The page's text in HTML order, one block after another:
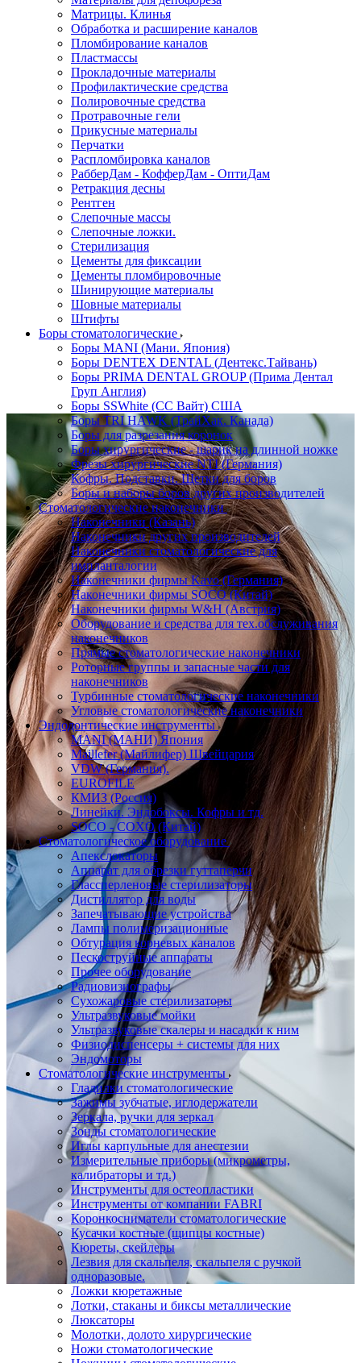
Матрицы. Клинья
Обработка и расширение каналов
Пломбирование каналов
Пластмассы
Прокладочные материалы
Профилактические средства
Полировочные средства
Протравочные гели
Прикусные материалы
Перчатки
Распломбировка каналов
РабберДам - КофферДам - ОптиДам
Ретракция десны
Рентген
Слепочные массы
Слепочные ложки.
Стерилизация
Цементы для фиксации
Цементы пломбировочные
Шинирующие материалы
Шовные материалы
Штифты
Боры стоматологические
Боры MANI (Мани. Япония)
Боры DENTEX DENTAL (Дентекс.Тайвань)
Боры PRIMA DENTAL GROUP (Прима Дентал
Груп Англия)
Боры SSWhite (СС Вайт) США
Боры TRI HAWK (ТрайХак. Канада)
Боры для разрезания коронок
Боры хирургические - шарик на длинной ножке
Фрезы хирургические NTI (Германия)
Кофры. Подставки. Щетки для боров
Боры и наборы боров других производителей
Стоматологические наконечники
Наконечники (Казань)
Наконечники других производителей
Наконечники стоматологические для
импланталогии
Наконечники фирмы Kavo (Германия)
Наконечники фирмы SOCO (Китай)
Наконечники фирмы W&H (Австрия)
Оборудование и средства для тех.обслуживания
наконечников
Прямые стоматологические наконечники
Роторные группы и запасные части для
наконечников
Турбинные стоматологические наконечники
Угловые стоматологические наконечники
Эндодонтические инструменты
MANI (МАНИ) Япония
Maillefer (Майлифер) Швейцария
VDW (Германия).
EUROFILE
КМИЗ (Россия)
Линейки. Эндобоксы. Кофры и тд.
SOCO - COXO (Китай)
Стоматологическое оборудование
Апекслокаторы
Аппарат для обрезки гуттаперчи
Глассперленовые стерилизаторы
Дистиллятор для воды
Запечатывающие устройства
Лампы полимеризационные
Обтурация корневых каналов
Пескоструйные аппараты
Прочее оборудование
Радиовизиографы
Сухожаровые стерилизаторы
Ультразвуковые мойки
Ультразвуковые скалеры и насадки к ним
Физиодиспенсеры + системы для них
Эндомоторы
Стоматологические инструменты
Гладилки стоматологические
Зажимы зубчатые, иглодержатели
Зеркала, ручки для зеркал
Зонды стоматологические
Иглы карпульные для анестезии
Измерительные приборы (микрометры,
калибраторы и тд.)
Инструменты для остеопластики
Инструменты от компании FABRI
Коронкосниматели стоматологические
Кусачки костные (щипцы костные)
Кюреты, скейлеры
Лезвия для скальпеля, скальпеля с ручкой
одноразовые.
Ложки кюретажные
Лотки, стаканы и биксы металлические
Люксаторы
Молотки, долото хирургические
Ножи стоматологические